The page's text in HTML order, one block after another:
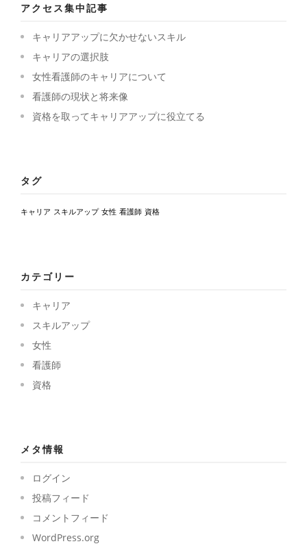
アクセス集中記事
キャリアアップに欠かせないスキル
キャリアの選択肢
女性看護師のキャリアについて
看護師の現状と将来像
資格を取ってキャリアアップに役立てる
タグ
キャリア スキルアップ 女性 看護師 資格
カテゴリー
キャリア
スキルアップ
女性
看護師
資格
メタ情報
ログイン
投稿フィード
コメントフィード
WordPress.org